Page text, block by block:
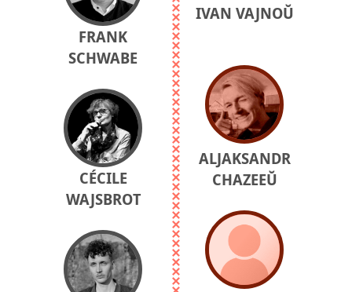
FRANK
SCHWABE
CÉCILE
WAJSBROT
IVAN VAJNOŬ
ALJAKSANDR
CHAZEEŬ